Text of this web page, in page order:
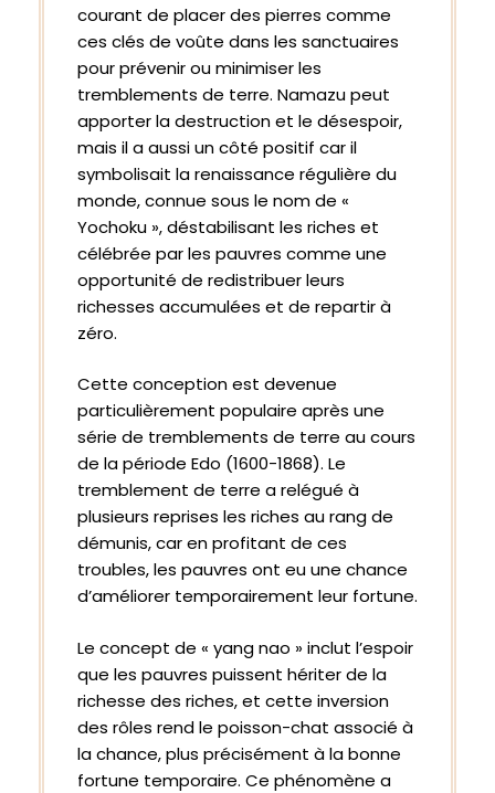
courant de placer des pierres comme
ces clés de voûte dans les sanctuaires
pour prévenir ou minimiser les
tremblements de terre. Namazu peut
apporter la destruction et le désespoir,
mais il a aussi un côté positif car il
symbolisait la renaissance régulière du
monde, connue sous le nom de «
Yochoku », déstabilisant les riches et
célébrée par les pauvres comme une
opportunité de redistribuer leurs
richesses accumulées et de repartir à
zéro.
Cette conception est devenue
particulièrement populaire après une
série de tremblements de terre au cours
de la période Edo (1600-1868). Le
tremblement de terre a relégué à
plusieurs reprises les riches au rang de
démunis, car en profitant de ces
troubles, les pauvres ont eu une chance
d’améliorer temporairement leur fortune.
Le concept de « yang nao » inclut l’espoir
que les pauvres puissent hériter de la
richesse des riches, et cette inversion
des rôles rend le poisson-chat associé à
la chance, plus précisément à la bonne
fortune temporaire. Ce phénomène a